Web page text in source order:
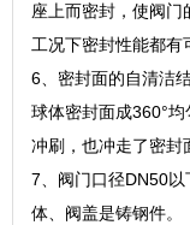
座上而密封，使阀
工况下密封性能都有
6、密封面的自清洁
球体密封面成360°
冲刷，也冲走了密封
7、阀门口径DN50
体、阀盖是铸钢件。